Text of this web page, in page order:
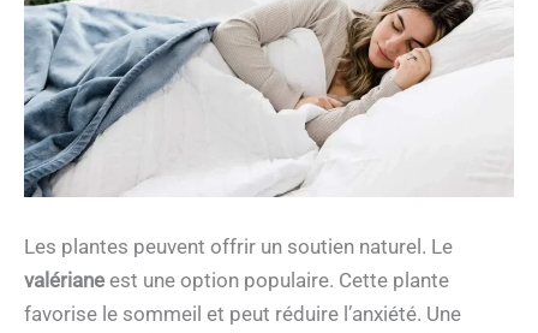
Les plantes peuvent offrir un soutien naturel. Le
valériane est une option populaire. Cette plante
favorise le sommeil et peut réduire l’anxiété. Une